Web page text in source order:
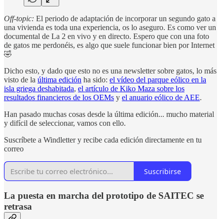
Off-topic: El periodo de adaptación de incorporar un segundo gato a
una vivienda es toda una experiencia, os lo aseguro. Es como ver un
documental de La 2 en vivo y en directo. Espero que con una foto
de gatos me perdonéis, es algo que suele funcionar bien por Internet
🤣
Dicho esto, y dado que esto no es una newsletter sobre gatos, lo más
visto de la última edición ha sido: el vídeo del parque eólico en la
isla griega deshabitada, el artículo de Kiko Maza sobre los
resultados financieros de los OEMs y el anuario eólico de AEE.
Han pasado muchas cosas desde la última edición... mucho material
y difícil de seleccionar, vamos con ello.
Suscríbete a Windletter y recibe cada edición directamente en tu
correo
Suscribirse
La puesta en marcha del prototipo de SAITEC se
retrasa